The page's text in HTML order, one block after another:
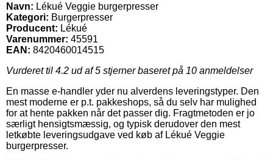
Navn: Lékué Veggie burgerpresser
Kategori: Burgerpresser
Producent: Lékué
Varenummer: 45591
EAN: 8420460014515
Vurderet til 4.2 ud af 5 stjerner baseret på 10 anmeldelser
En masse e-handler yder nu alverdens leveringstyper. Den
mest moderne er p.t. pakkeshops, så du selv har mulighed
for at hente pakken når det passer dig. Fragtmetoden er jo
særligt hensigtsmæssig, og typisk derudover den mest
letkøbte leveringsudgave ved køb af Lékué Veggie
burgerpresser.